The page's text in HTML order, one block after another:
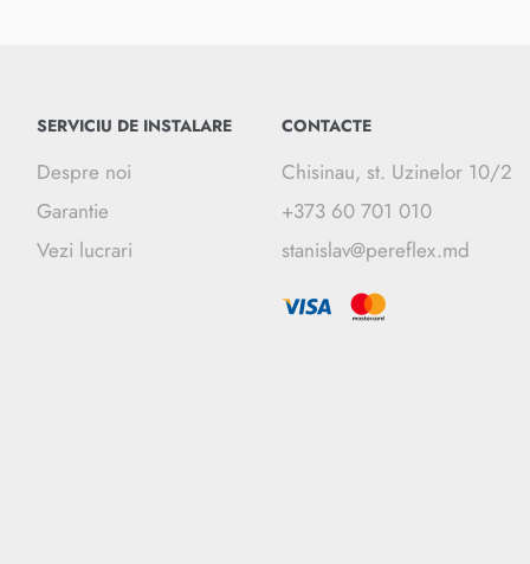
SERVICIU DE INSTALARE
Despre noi
Garantie
Vezi lucrari
CONTACTE
Chisinau, st. Uzinelor 10/2
+373 60 701 010
stanislav@pereflex.md